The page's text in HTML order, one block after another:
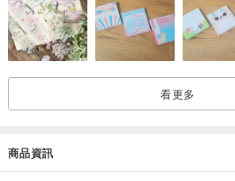
看更多
商品資訊